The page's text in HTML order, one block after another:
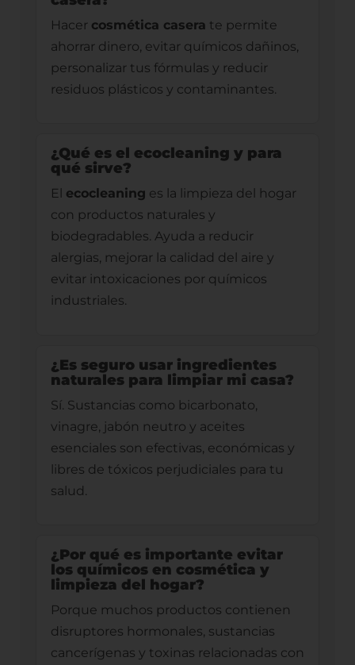
Hacer cosmética casera te permite
ahorrar dinero, evitar químicos dañinos,
personalizar tus fórmulas y reducir
residuos plásticos y contaminantes.
¿Qué es el ecocleaning y para
qué sirve?
El ecocleaning es la limpieza del hogar
con productos naturales y
biodegradables. Ayuda a reducir
alergias, mejorar la calidad del aire y
evitar intoxicaciones por químicos
industriales.
¿Es seguro usar ingredientes
naturales para limpiar mi casa?
Sí. Sustancias como bicarbonato,
vinagre, jabón neutro y aceites
esenciales son efectivas, económicas y
libres de tóxicos perjudiciales para tu
salud.
¿Por qué es importante evitar
los químicos en cosmética y
limpieza del hogar?
Porque muchos productos contienen
disruptores hormonales, sustancias
cancerígenas y toxinas relacionadas con